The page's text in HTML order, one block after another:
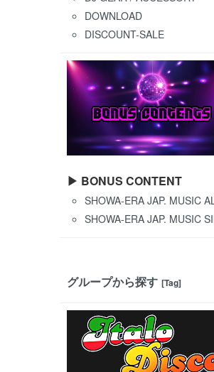
DOWNLOAD
DISCOUNT-SALE
▶ BONUS CONTENT
SHOWA-ERA JAP. MUSIC
SHOWA-ERA JAP. MUSIC
グループから探す [Tag]